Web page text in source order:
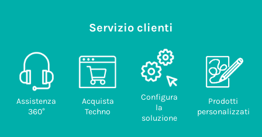
doganale
85389099
Servizio clienti
Assistenza
360°
Acquista
Techno
Configura
la
soluzione
Prodotti
personalizzati